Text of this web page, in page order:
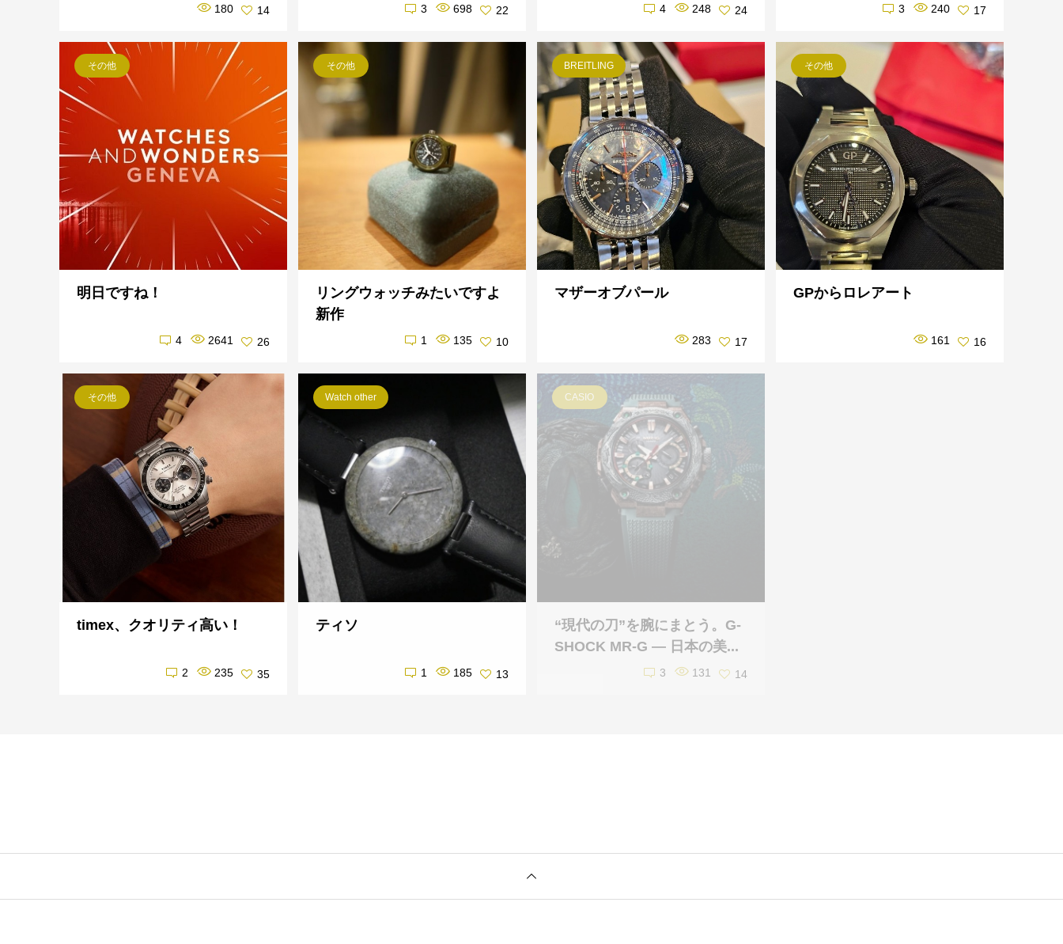
180 14 3 698 22 4 248 24 3 240 17
その他
明日ですね！
4 2641 26
その他
リングウォッチみたいですよ
新作
1 135 10
BREITLING
マザーオブパール
283 17
その他
GPからロレアート
161 16
その他
timex、クオリティ高い！
2 235 35
Watch other
ティソ
1 185 13
CASIO
“現代の刀”を腕にまとう。G-
SHOCK MR-G ― 日本の美...
3 131 14